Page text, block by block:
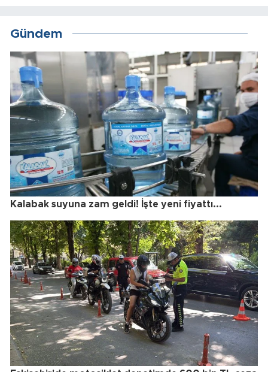
Gündem
Kalabak suyuna zam geldi! İşte yeni fiyattı...